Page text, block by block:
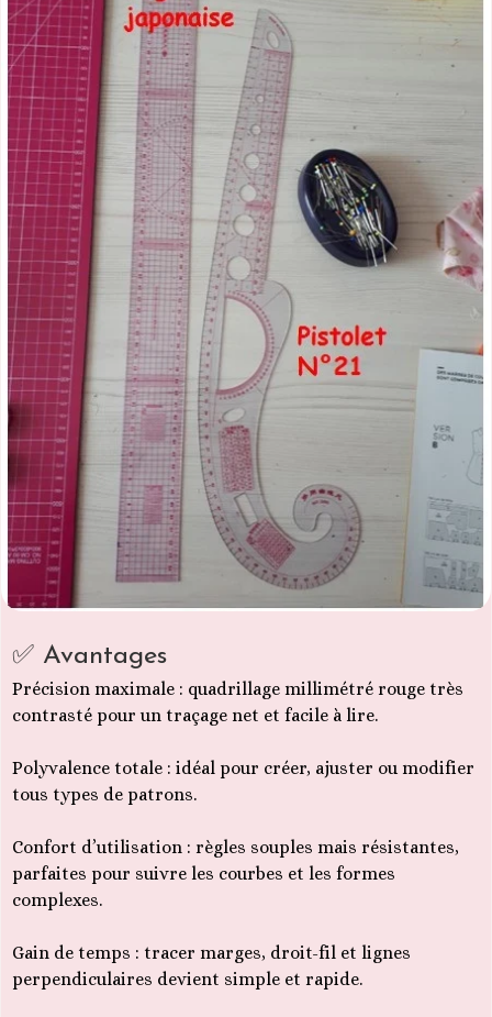
✅ Avantages
Précision maximale : quadrillage millimétré rouge très
contrasté pour un traçage net et facile à lire.
Polyvalence totale : idéal pour créer, ajuster ou modifier
tous types de patrons.
Confort d’utilisation : règles souples mais résistantes,
parfaites pour suivre les courbes et les formes
complexes.
Gain de temps : tracer marges, droit-fil et lignes
perpendiculaires devient simple et rapide.